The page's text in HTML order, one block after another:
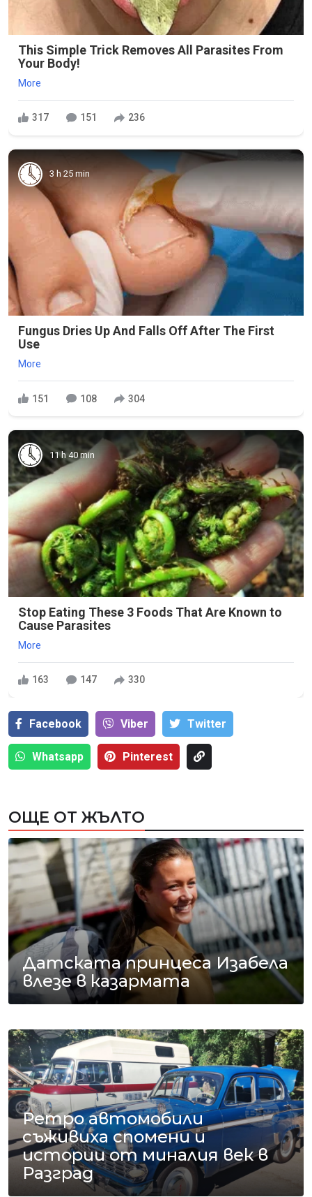
This Simple Trick Removes All Parasites From
Your Body!
More
317 151 236
3 h 25 min
Fungus Dries Up And Falls Off After The First
Use
More
151 108 304
11 h 40 min
Stop Eating These 3 Foods That Are Known to
Cause Parasites
More
163 147 330
Facebook Viber Тwitter
Whatsapp Pinterest
ОЩЕ ОТ ЖЪЛТО
Датската принцеса Изабела
влезе в казармата
Ретро автомобили
съживиха спомени и
истории от миналия век в
Разград